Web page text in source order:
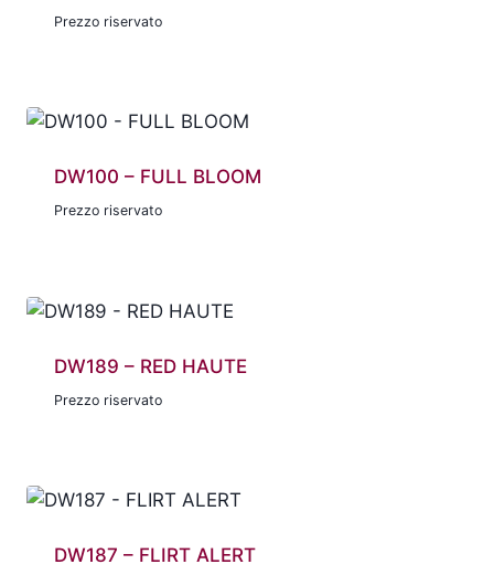
Prezzo riservato
DW100 – FULL BLOOM
Prezzo riservato
DW189 – RED HAUTE
Prezzo riservato
DW187 – FLIRT ALERT